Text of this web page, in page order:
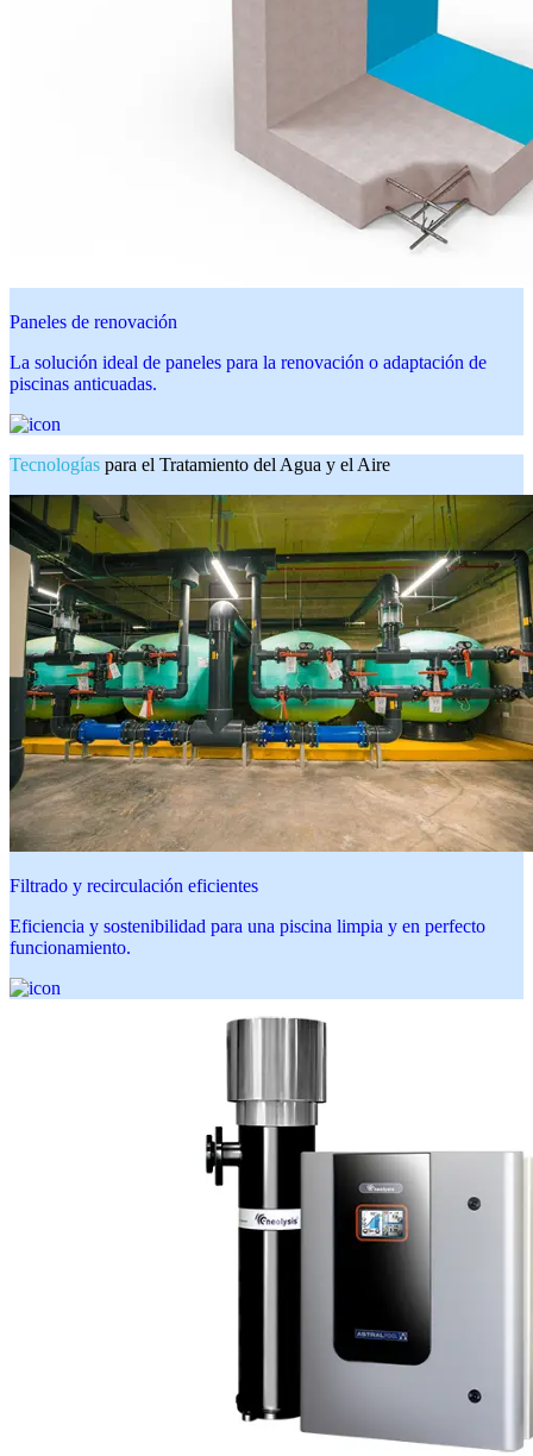
Paneles de renovación
La solución ideal de paneles para la renovación o adaptación de
piscinas anticuadas.
Tecnologías para el Tratamiento del Agua y el Aire
Filtrado y recirculación eficientes
Eficiencia y sostenibilidad para una piscina limpia y en perfecto
funcionamiento.